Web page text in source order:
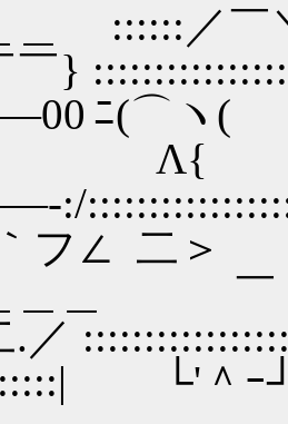
＿＿
￣}
ﾆ(⌒ヽ(
Λ{ ＼
フ∠ 二＞
＿＿ ￣
.／
└'＾ｰ